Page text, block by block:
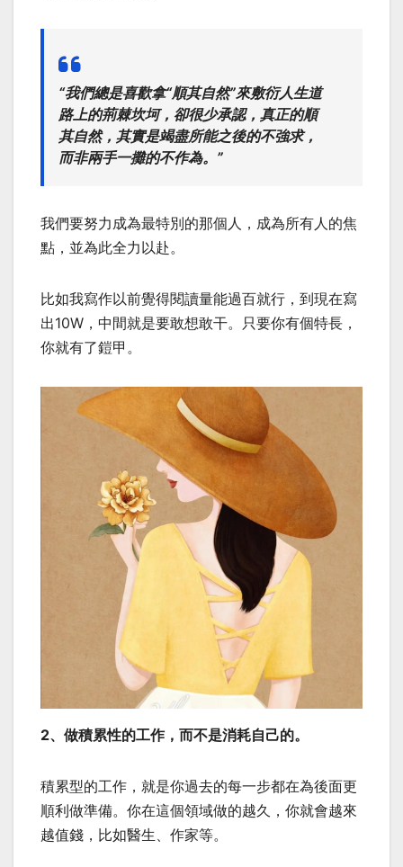
“我們總是喜歡拿“順其自然”來敷衍人生道
路上的荊棘坎坷，卻很少承認，真正的順
其自然，其實是竭盡所能之後的不強求，
而非兩手一攤的不作為。”
我們要努力成為最特別的那個人，成為所有人的焦
點，並為此全力以赴。
比如我寫作以前覺得閱讀量能過百就行，到現在寫
出10W，中間就是要敢想敢干。只要你有個特長，
你就有了鎧甲。
2、做積累性的工作，而不是消耗自己的。
積累型的工作，就是你過去的每一步都在為後面更
順利做準備。你在這個領域做的越久，你就會越來
越值錢，比如醫生、作家等。